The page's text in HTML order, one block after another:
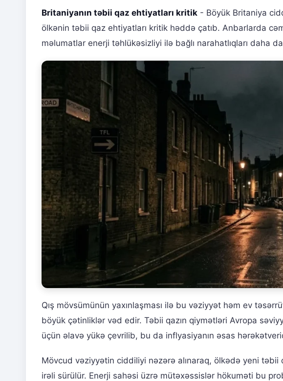
Britaniyanın təbii qaz ehtiyatları kritik - Böyük Britaniya
ölkənin təbii qaz ehtiyatları kritik həddə çatıb. Anbarlarda
məlumatlar enerji təhlükəsizliyi ilə bağlı narahatlıqları daha
Qış mövsümünün yaxınlaşması ilə bu vəziyyət həm ev
böyük çətinliklər vəd edir. Təbii qazın qiymətləri Avropa
üçün əlavə yükə çevrilib, bu da inflyasiyanın əsas
Mövcud vəziyyətin ciddiliyi nəzərə alınaraq, ölkədə yeni təbii
irəli sürülür. Enerji sahəsi üzrə mütəxəssislər hökuməti bu